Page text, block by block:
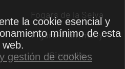
Fogars de la Selva
Figaró-Montmany
Gironella
la cookie esencial y
mínimo de esta
web.
gestión de cookies